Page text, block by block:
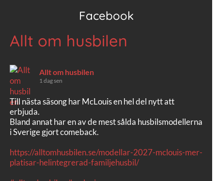
Facebook
Allt om husbilen
Allt om husbilen
1 dag sen
Till nästa säsong har McLouis en hel del nytt att
erbjuda.
Bland annat har en av de mest sålda husbilsmodellerna
i Sverige gjort comeback.
https://alltomhusbilen.se/modellar-2027-mclouis-mer-
platisar-helintegrerad-familjehusbil/